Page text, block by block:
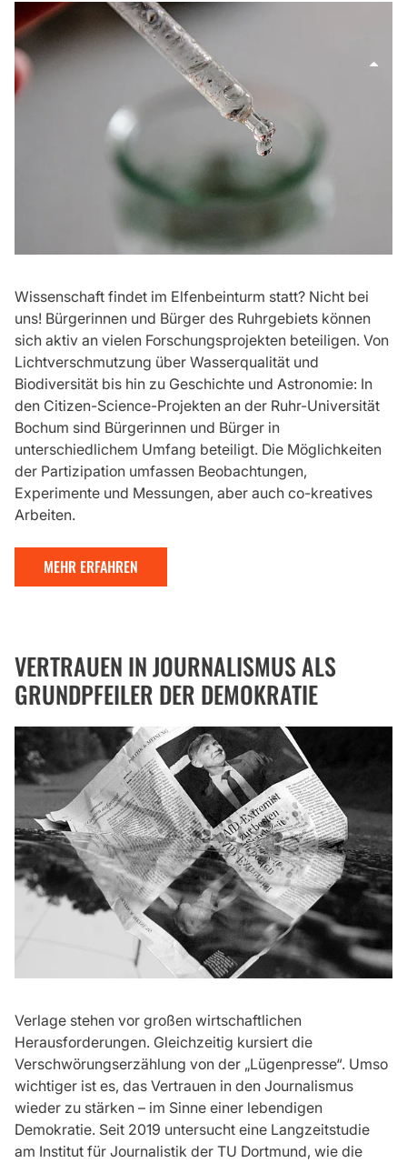
Wissenschaft findet im Elfenbeinturm statt? Nicht bei
uns! Bürgerinnen und Bürger des Ruhrgebiets können
sich aktiv an vielen Forschungsprojekten beteiligen. Von
Lichtverschmutzung über Wasserqualität und
Biodiversität bis hin zu Geschichte und Astronomie: In
den Citizen-Science-Projekten an der Ruhr-Universität
Bochum sind Bürgerinnen und Bürger in
unterschiedlichem Umfang beteiligt. Die Möglichkeiten
der Partizipation umfassen Beobachtungen,
Experimente und Messungen, aber auch co-kreatives
Arbeiten.
MEHR ERFAHREN
VERTRAUEN IN JOURNALISMUS ALS
GRUNDPFEILER DER DEMOKRATIE
Verlage stehen vor großen wirtschaftlichen
Herausforderungen. Gleichzeitig kursiert die
Verschwörungserzählung von der „Lügenpresse“. Umso
wichtiger ist es, das Vertrauen in den Journalismus
wieder zu stärken – im Sinne einer lebendigen
Demokratie. Seit 2019 untersucht eine Langzeitstudie
am Institut für Journalistik der TU Dortmund, wie die